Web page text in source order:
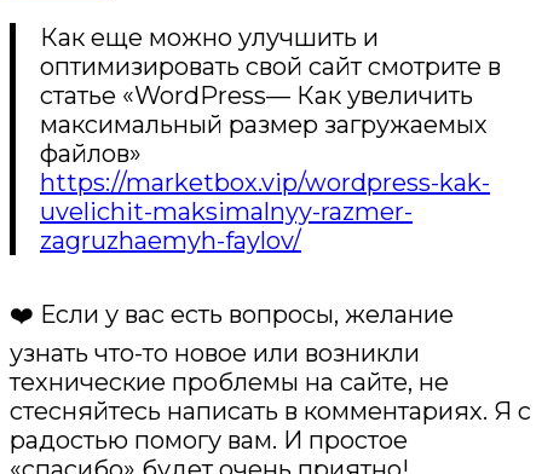
Как еще можно улучшить и
оптимизировать свой сайт смотрите в
статье «WordPress— Как увеличить
максимальный размер загружаемых
файлов»
https://marketbox.vip/wordpress-kak-
uvelichit-maksimalnyy-razmer-
zagruzhaemyh-faylov/
❤️ Если у вас есть вопросы, желание
узнать что-то новое или возникли
технические проблемы на сайте, не
стесняйтесь написать в комментариях. Я с
радостью помогу вам. И простое